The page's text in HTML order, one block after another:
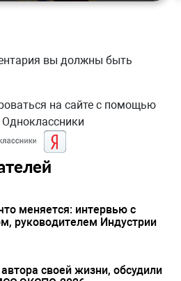
вы должны быть
на сайте с помощью
меняется: интервью с
руководителем Индустрии
своей жизни, обсудили